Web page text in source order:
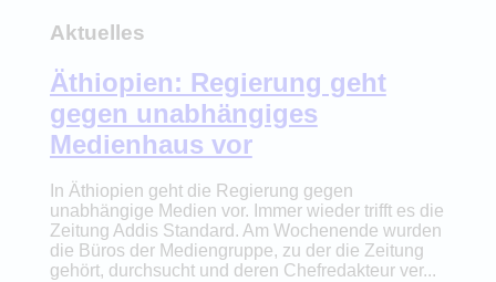
Aktuelles
Äthiopien: Regierung geht
gegen unabhängiges
Medienhaus vor
In Äthiopien geht die Regierung gegen
unabhängige Medien vor. Immer wieder trifft es die
Zeitung Addis Standard. Am Wochenende wurden
die Büros der Mediengruppe, zu der die Zeitung
gehört, durchsucht und deren Chefredakteur ver...